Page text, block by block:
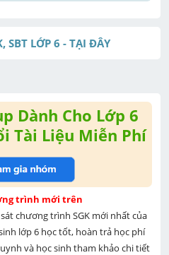
SBT LỚP 6 - TẠI ĐÂY
Dành Cho Lớp 6
Tài Liệu Miễn Phí
trình mới trên
chương trình SGK mới nhất của
lớp 6 học tốt, hoàn trả học phí
và học sinh tham khảo chi tiết